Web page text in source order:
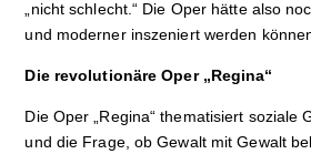
„nicht schlecht.“ Die Oper hätte also
und moderner inszeniert werden
Die revolutionäre Oper „Regina“
Die Oper „Regina“ thematisiert soziale
und die Frage, ob Gewalt mit Gewalt